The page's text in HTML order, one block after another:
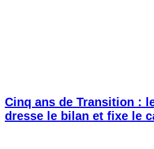
Cinq ans de Transition :
dresse le bilan et fixe le